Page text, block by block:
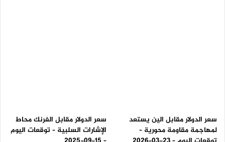
سعر الدولار مقابل الين يستعد
لمهاجمة مقاومة محورية –
سعر الدولار مقابل الفرنك محاط
الإشارات السلبية – توقعات اليوم